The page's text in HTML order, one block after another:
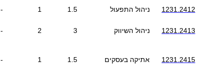
1231.2412 ניהול התפעול 1.5
1
1231.2413 ניהול השיווק 3
2
1231.2415 אתיקה בעסקים 1.5
1